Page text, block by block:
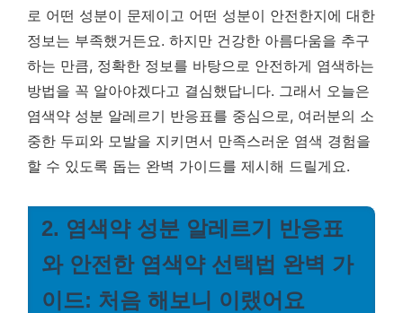
로 어떤 성분이 문제이고 어떤 성분이 안전한지에 대한
정보는 부족했거든요. 하지만 건강한 아름다움을 추구
하는 만큼, 정확한 정보를 바탕으로 안전하게 염색하는
방법을 꼭 알아야겠다고 결심했답니다. 그래서 오늘은
염색약 성분 알레르기 반응표를 중심으로, 여러분의 소
중한 두피와 모발을 지키면서 만족스러운 염색 경험을
할 수 있도록 돕는 완벽 가이드를 제시해 드릴게요.
2. 염색약 성분 알레르기 반응표
와 안전한 염색약 선택법 완벽 가
이드: 처음 해보니 이랬어요